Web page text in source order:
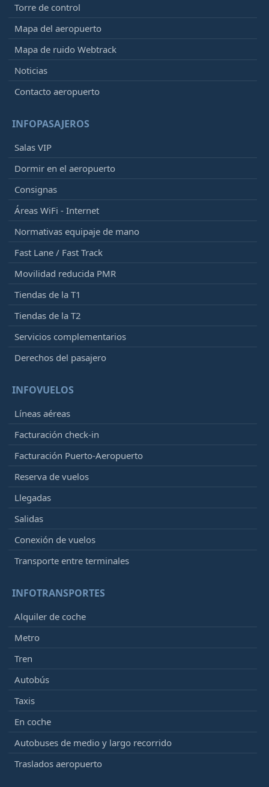
Torre de control
Mapa del aeropuerto
Mapa de ruido Webtrack
Noticias
Contacto aeropuerto
INFOPASAJEROS
Salas VIP
Dormir en el aeropuerto
Consignas
Áreas WiFi - Internet
Normativas equipaje de mano
Fast Lane / Fast Track
Movilidad reducida PMR
Tiendas de la T1
Tiendas de la T2
Servicios complementarios
Derechos del pasajero
INFOVUELOS
Líneas aéreas
Facturación check-in
Facturación Puerto-Aeropuerto
Reserva de vuelos
Llegadas
Salidas
Conexión de vuelos
Transporte entre terminales
INFOTRANSPORTES
Alquiler de coche
Metro
Tren
Autobús
Taxis
En coche
Autobuses de medio y largo recorrido
Traslados aeropuerto